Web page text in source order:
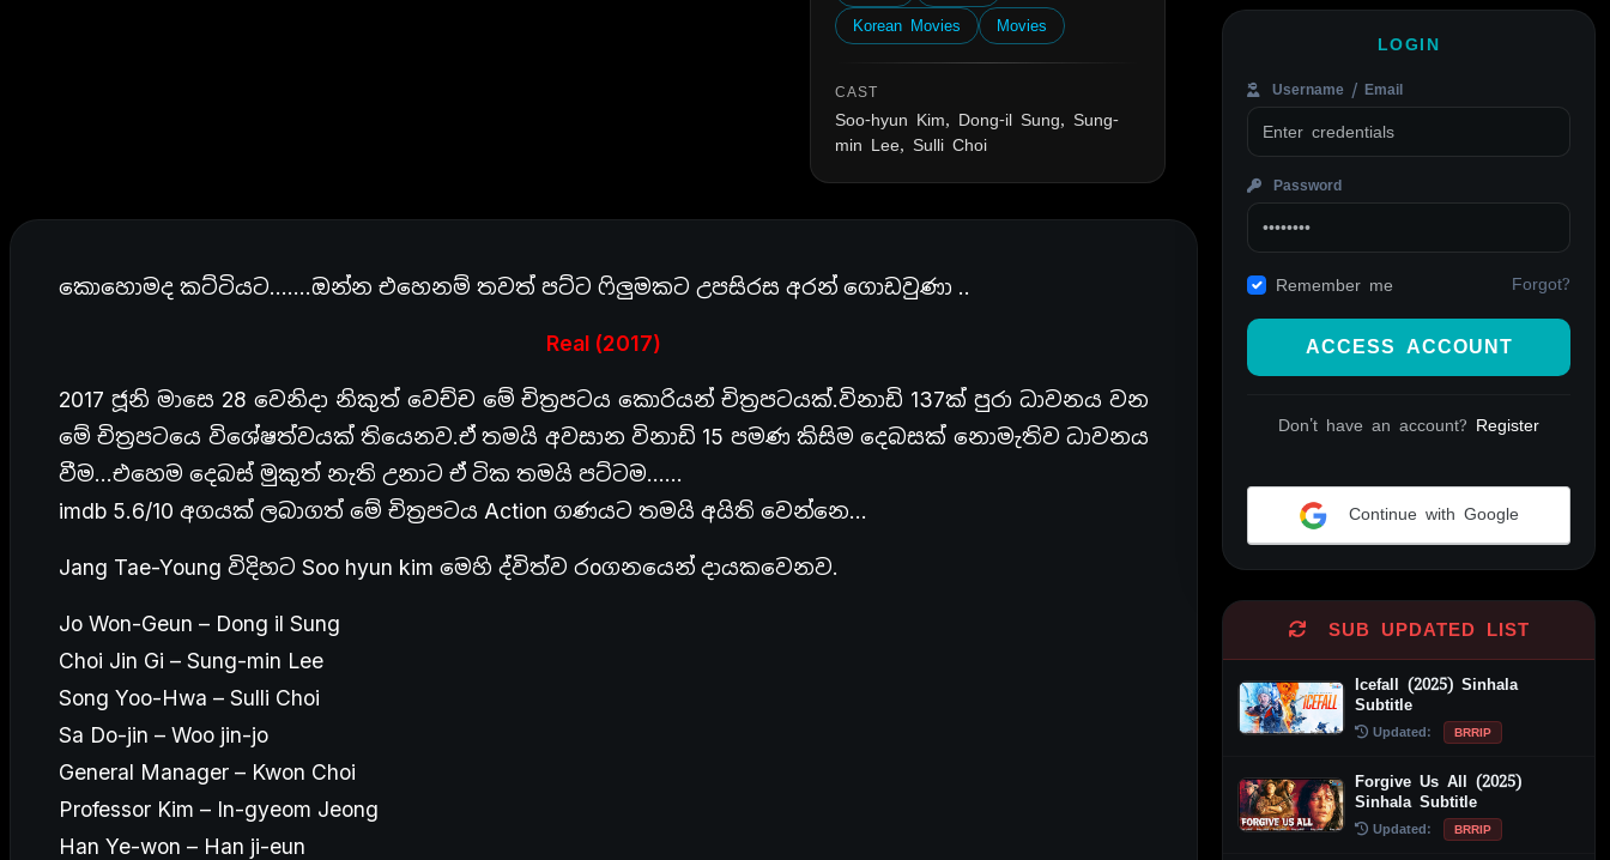
Korean Movies
Movies
CAST
Soo-hyun Kim, Dong-il Sung, Sung-
min Lee, Sulli Choi
කොහොමද කට්ටියට…….ඔන්න එහෙනම් තවත් පට්ට ෆිලුමකට උපසිරස අරන් ගොඩවුණා ..
Real (2017)
2017 ජූනි මාසෙ 28 වෙනිදා නිකුත් වෙච්ච මේ චිත්‍රපටය කොරියන් චිත්‍රපටයක්.විනාඩි 137ක් පුරා ධාවනය වන
මේ චිත්‍රපටයෙ විශේෂත්වයක් තියෙනව.ඒ තමයි අවසාන විනාඩි 15 පමණ කිසිම දෙබසක් නොමැතිව ධාවනය
වීම…එහෙම දෙබස් මුකුත් නැති උනාට ඒ ටික තමයි පට්ටම……
imdb 5.6/10 අගයක් ලබාගත් මේ චිත්‍රපටය Action ගණයට තමයි අයිති වෙන්නෙ…
Jang Tae-Young විදිහට Soo hyun kim මෙහි ද්විත්ව රoගනයෙන් දායකවෙනව.
Jo Won-Geun – Dong il Sung
Choi Jin Gi – Sung-min Lee
Song Yoo-Hwa – Sulli Choi
Sa Do-jin – Woo jin-jo
General Manager – Kwon Choi
Professor Kim – In-gyeom Jeong
Han Ye-won – Han ji-eun
LOGIN
Username / Email
Password
Remember me Forgot?
ACCESS ACCOUNT
Don't have an account? Register
Continue with Google
SUB UPDATED LIST
Icefall (2025) Sinhala
Subtitle
Updated: BRRIP
Forgive Us All (2025)
Sinhala Subtitle
Updated: BRRIP